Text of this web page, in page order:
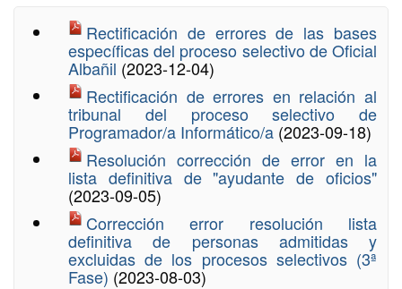
Rectificación de errores de las bases
específicas del proceso selectivo de Oficial
Albañil (2023-12-04)
Rectificación de errores en relación al
tribunal del proceso selectivo de
Programador/a Informático/a (2023-09-18)
Resolución corrección de error en la
lista definitiva de "ayudante de oficios"
(2023-09-05)
Corrección error resolución lista
definitiva de personas admitidas y
excluidas de los procesos selectivos (3ª
Fase) (2023-08-03)